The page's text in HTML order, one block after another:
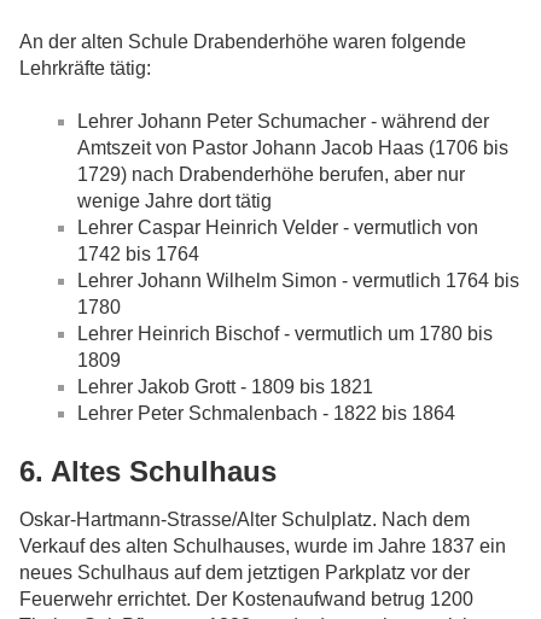
An der alten Schule Drabenderhöhe waren folgende
Lehrkräfte tätig:
Lehrer Johann Peter Schumacher - während der
Amtszeit von Pastor Johann Jacob Haas (1706 bis
1729) nach Drabenderhöhe berufen, aber nur
wenige Jahre dort tätig
Lehrer Caspar Heinrich Velder - vermutlich von
1742 bis 1764
Lehrer Johann Wilhelm Simon - vermutlich 1764 bis
1780
Lehrer Heinrich Bischof - vermutlich um 1780 bis
1809
Lehrer Jakob Grott - 1809 bis 1821
Lehrer Peter Schmalenbach - 1822 bis 1864
6. Altes Schulhaus
Oskar-Hartmann-Strasse/Alter Schulplatz. Nach dem
Verkauf des alten Schulhauses, wurde im Jahre 1837 ein
neues Schulhaus auf dem jetztigen Parkplatz vor der
Feuerwehr errichtet. Der Kostenaufwand betrug 1200